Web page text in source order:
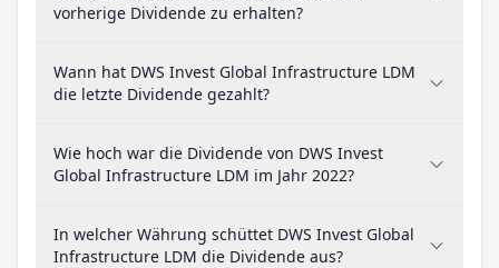
vorherige Dividende zu erhalten?
Wann hat DWS Invest Global Infrastructure LDM
die letzte Dividende gezahlt?
Wie hoch war die Dividende von DWS Invest
Global Infrastructure LDM im Jahr 2022?
In welcher Währung schüttet DWS Invest Global
Infrastructure LDM die Dividende aus?